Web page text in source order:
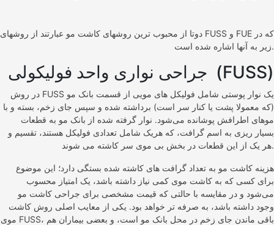
دوتا از محبوب ترین روشهای کاشت مو عبارتند از روشهای FUSS و FUE که در
زیر به آنها اشاره شده است.
جراحی نواری واحد فولیکولی (FUSS)
در روش FUSS یک نوار پوستی شامل فولیکل های مویی از قسمت بانک مو
(که معمولا پشت یا کنار سر است) برداشته شده و سپس جای زخم، بسته و با
موهای اطرافش پوشانده می‌شود. نوار گرفته شده از بانک مو به قطعات
بسیار ریزی به اسم گرافت، که هریک شامل تعدادی فولیکل هستند، تقسیم و
هر یک از این قطعات در بخش بی موی سر کاشته می شوند.
هزینه کاشت مو به تعداد گرافت های کاشته شده بستگی دارد؛ این موضوع
برای کسی که به کاشت موی کمی نیاز داشته باشد، یک امتیاز محسوب
می‌شود و در مقایسه با حالتی که قیمت مشخصی برای جراحی کاشت مو
وجود داشته باشد، به صرفه تر خواهد بود. یکی از معایب اصلی روش کاشت
موی FUSS، باقی ماندن جای زخم در محل بانک مو است، و بعضی بیماران هم